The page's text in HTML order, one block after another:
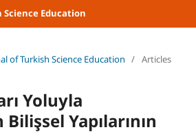
Science Education
of Turkish Science Education / Articles
Yoluyla
Yapılarının